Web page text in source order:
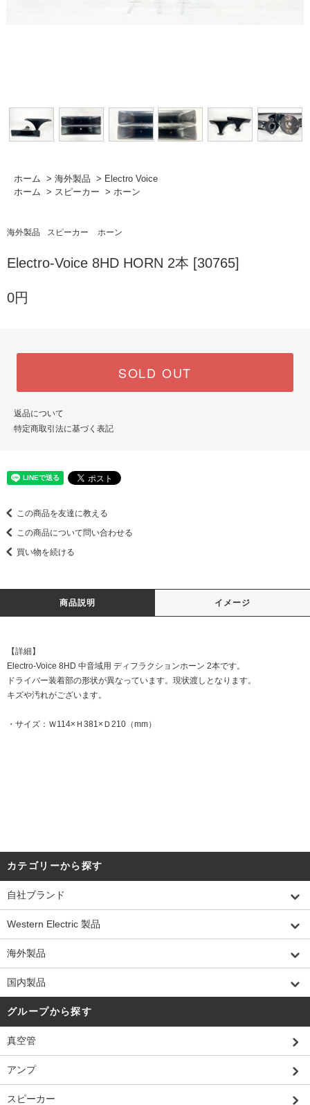
ホーム > 海外製品 > Electro Voice
ホーム > スピーカー > ホーン
海外製品 スピーカー ホーン
Electro-Voice 8HD HORN 2本 [30765]
0円
SOLD OUT
返品について
特定商取引法に基づく表記
この商品を友達に教える
この商品について問い合わせる
買い物を続ける
商品説明 イメージ
【詳細】
Electro-Voice 8HD 中音域用 ディフラクションホーン 2本です。
ドライバー装着部の形状が異なっています。現状渡しとなります。
キズや汚れがございます。
・サイズ：Ｗ114×Ｈ381×Ｄ210（mm）
カテゴリーから探す
自社ブランド
Western Electric 製品
海外製品
国内製品
グループから探す
真空管
アンプ
スピーカー